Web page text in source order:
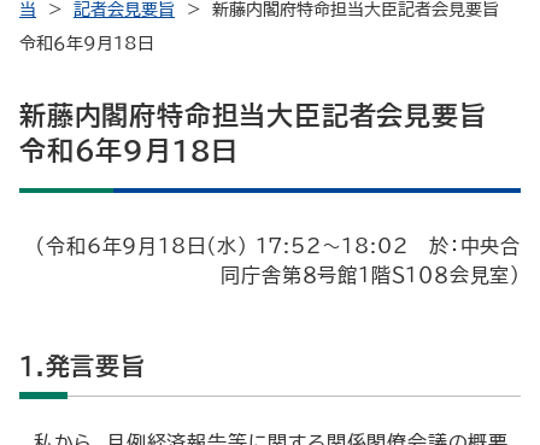
当
記者会見要旨
新藤内閣府特命担当大臣記者会見要旨
令和６年9月18日
新藤内閣府特命担当大臣記者会見要旨
令和６年9月18日
（令和6年9月18日（水） 17:52～18:02 於：中央合
同庁舎第８号館１階Ｓ１０８会見室）
1.発言要旨